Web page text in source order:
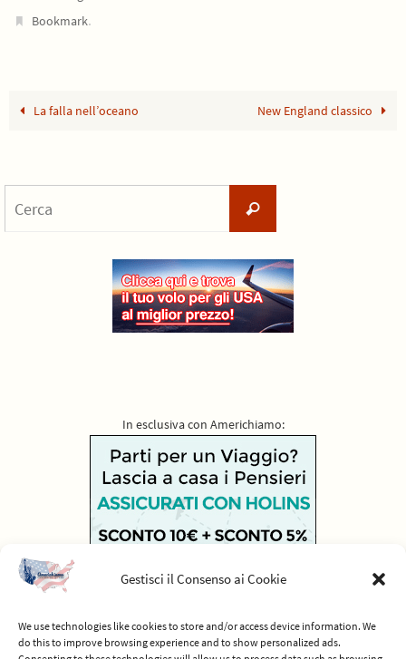
Gestisci il Consenso ai Cookie
We use technologies like cookies to store and/or access device information. We
do this to improve browsing experience and to show personalized ads.
Bookmark.
La falla nell’oceano New England classico
Cerca
In esclusiva con Americhiamo: